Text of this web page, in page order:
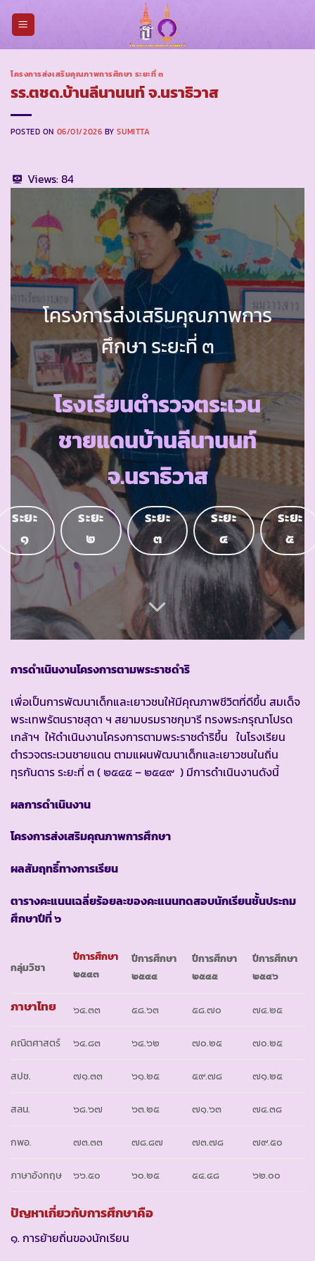
โครงการส่งเสริมคุณภาพการศึกษา ระยะที่ ๓
รร.ตชด.บ้านลีนานนท์ จ.นราธิวาส
POSTED ON 06/01/2026 BYSUMITTA
Views:84
โครงการส่งเสริมคุณภาพการ
ศึกษา ระยะที่ ๓
โรงเรียนตำรวจตระเวน
ชายแดนบ้านลีนานนท์
จ.นราธิวาส
ระยะ
๑
ระยะ
๒
ระยะ
๓
ระยะ
๔
ระยะ
๕
การดำเนินงานโครงการตามพระราชดำริ
เพื่อเป็นการพัฒนาเด็กและเยาวชนให้มีคุณภาพชีวิตที่ดีขึ้น สมเด็จ
พระเทพรัตนราชสุดา ฯ สยามบรมราชกุมารี ทรงพระกรุณาโปรด
เกล้าฯ ให้ดำเนินงานโครงการตามพระราชดำริขึ้น ในโรงเรียน
ตำรวจตระเวนชายแดน ตามแผนพัฒนาเด็กและเยาวชนในถิ่น
ทุรกันดาร ระยะที่ ๓ ( ๒๕๔๕ – ๒๕๔๙ ) มีการดำเนินงานดังนี้
ผลการดำเนินงาน
โครงการส่งเสริมคุณภาพการศึกษา
ผลสัมฤทธิ์ทางการเรียน
ตารางคะแนนเฉลี่ยร้อยละของคะแนนทดสอบนักเรียนชั้นประถม
ศึกษาปีที่ ๖
กลุ่มวิชา
ปีการศึกษา
๒๕๔๓
ปีการศึกษา
๒๕๔๔
ปีการศึกษา
๒๕๔๕
ปีการศึกษา
๒๕๔๖
ภาษาไทย ๖๔.๓๓ ๕๘.๖๓ ๕๘.๗๐ ๗๔.๒๕
คณิตศาสตร์ ๖๔.๘๓ ๖๔.๖๒ ๗๐.๒๕ ๗๐.๒๕
สปช. ๗๑.๓๓ ๖๑.๒๕ ๕๙.๗๘ ๗๑.๒๕
สลน. ๖๘.๖๗ ๖๓.๒๕ ๗๑.๖๓ ๗๔.๓๘
กพอ. ๗๓.๓๓ ๗๘.๘๗ ๗๓.๗๘ ๗๙.๕๐
ภาษาอังกฤษ ๖๖.๕๐ ๖๐.๒๕ ๕๔.๔๘ ๖๒.๐๐
ปัญหาเกี่ยวกับการศึกษาคือ
๑. การย้ายถิ่นของนักเรียน